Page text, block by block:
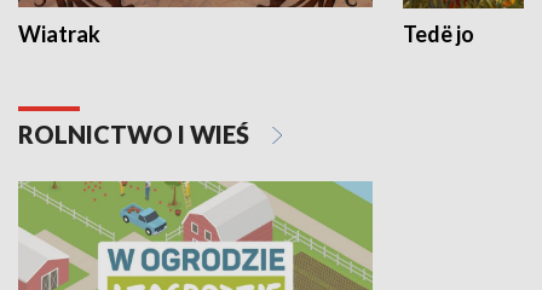
Wiatrak Tedë jo
ROLNICTWO I WIEŚ